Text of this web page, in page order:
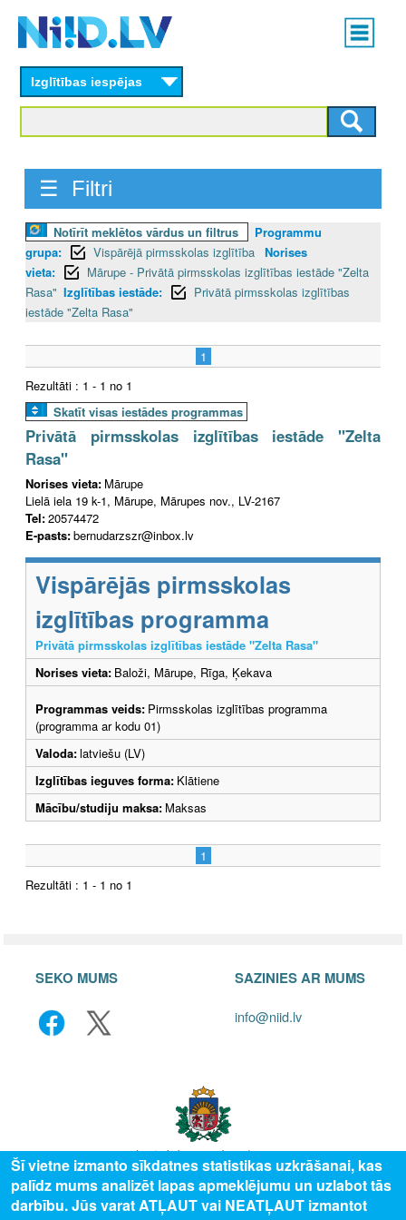
content
Main
menu
Izglītības iespējas
☰ Filtri
Notīrīt meklētos vārdus un filtrus
Programmu
grupa:
Vispārējā pirmsskolas izglītība Norises
vieta:
Mārupe - Privātā pirmsskolas izglītības iestāde "Zelta
Rasa" Izglītības iestāde:
Privātā pirmsskolas izglītības
iestāde "Zelta Rasa"
1
Rezultāti : 1 - 1 no 1
Skatīt visas iestādes programmas
Privātā pirmsskolas izglītības iestāde "Zelta
Rasa"
Norises vieta: Mārupe
Lielā iela 19 k-1, Mārupe, Mārupes nov., LV-2167
Tel:20574472
E-pasts:bernudarzszr@inbox.lv
Vispārējās pirmsskolas
izglītības programma
Privātā pirmsskolas izglītības iestāde "Zelta Rasa"
Norises vieta: Baloži, Mārupe, Rīga, Ķekava
Programmas veids: Pirmsskolas izglītības programma
(programma ar kodu 01)
Valoda:latviešu (LV)
Izglītības ieguves forma: Klātiene
Mācību/studiju maksa: Maksas
1
Rezultāti : 1 - 1 no 1
SEKO MUMS SAZINIES AR MUMS
info@niid.lv
© 2025 Valsts izglītības attīstības aģentūra, publicētā satura visas tiesības
Šī vietne izmanto sīkdatnes statistikas uzkrāšanai, kas
palīdz mums analizēt lapas apmeklējumu un uzlabot tās
darbību. Jūs varat ATĻAUT vai NEATĻAUT izmantot